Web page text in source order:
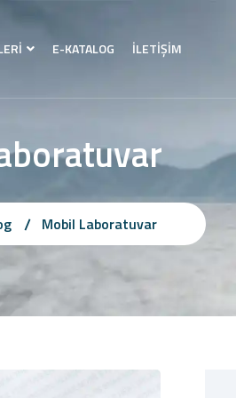
E-KATALOG İLETİŞİM
Mobil Laboratuvar